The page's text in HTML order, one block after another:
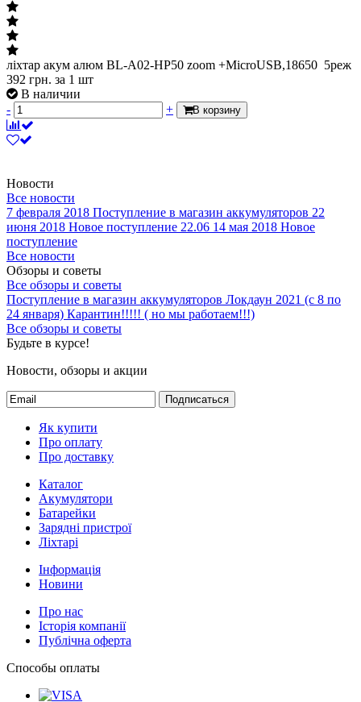
ліхтар акум алюм BL-A02-HP50 zoom +MicroUSB,18650 5реж
392 грн. за 1 шт
В наличии
-
+ В корзину
Новости
Все новости
7 февраля 2018 Поступление в магазин аккумуляторов 22
июня 2018 Новое поступление 22.06 14 мая 2018 Новое
поступление
Все новости
Обзоры и советы
Все обзоры и советы
Поступление в магазин аккумуляторов Локдаун 2021 (с 8 по
24 января) Карантин!!!!! ( но мы работаем!!!)
Все обзоры и советы
Будьте в курсе!
Новости, обзоры и акции
Подписаться
Як купити
Про оплату
Про доставку
Каталог
Акумулятори
Батарейки
Зарядні пристрої
Ліхтарі
Інформація
Новини
Про нас
Історія компанії
Публічна оферта
Способы оплаты